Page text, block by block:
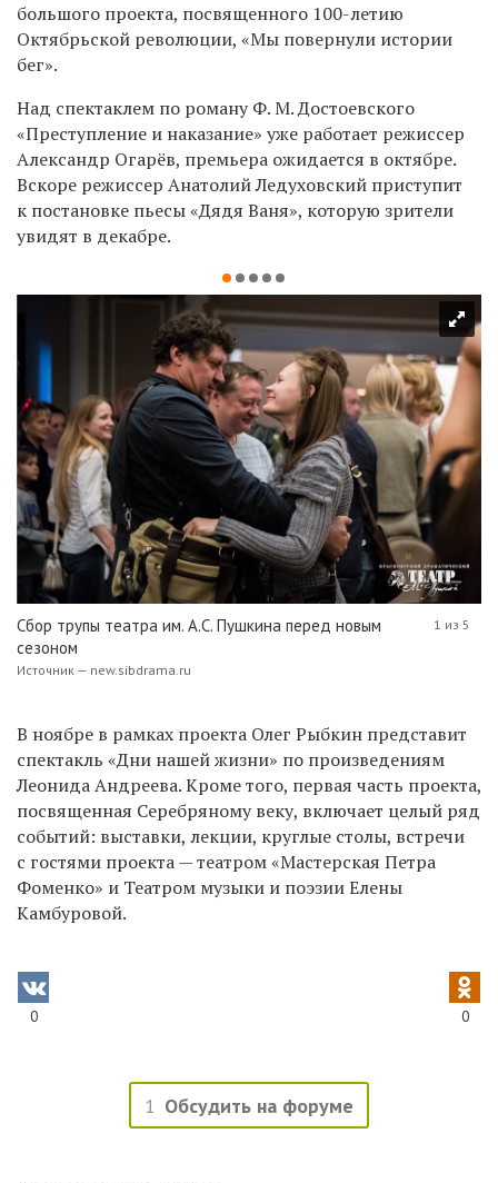
большого проекта, посвященного 100-летию
Октябрьской революции, «Мы повернули истории
бег».
Над спектаклем по роману Ф. М. Достоевского
«Преступление и наказание» уже работает режиссер
Александр Огарёв, премьера ожидается в октябре.
Вскоре режиссер Анатолий Ледуховский приступит
к постановке пьесы «Дядя Ваня», которую зрители
увидят в декабре.
Сбор трупы театра им. А.С. Пушкина перед новым
сезоном
Источник — new.sibdrama.ru
1 из 5
В ноябре в рамках проекта Олег Рыбкин представит
спектакль «Дни нашей жизни» по произведениям
Леонида Андреева. Кроме того, первая часть проекта,
посвященная Серебряному веку, включает целый ряд
событий: выставки, лекции, круглые столы, встречи
с гостями проекта — театром «Мастерская Петра
Фоменко» и Театром музыки и поэзии Елены
Камбуровой.
0 0
1 Обсудить на форуме